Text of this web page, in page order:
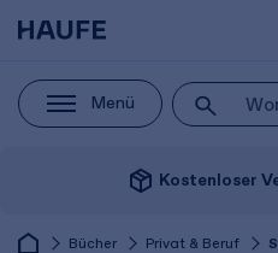
Menü
package_2 Kostenloser
Bücher Privat & Beruf